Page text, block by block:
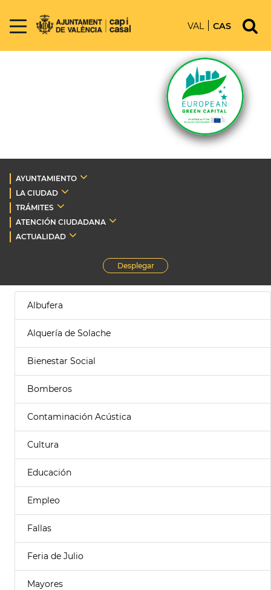
VAL CAS
AYUNTAMIENTO
LA CIUDAD
TRÁMITES
ATENCIÓN CIUDADANA
ACTUALIDAD
Desplegar
Albufera
Alquería de Solache
Bienestar Social
Bomberos
Contaminación Acústica
Cultura
Educación
Empleo
Fallas
Feria de Julio
Mayores